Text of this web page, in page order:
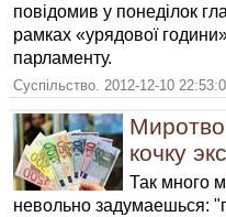
повідомив у понеділок
рамках «урядової
парламенту.
Суспільство. 2012-12-10
кочку
Так много
невольно задумаешься: